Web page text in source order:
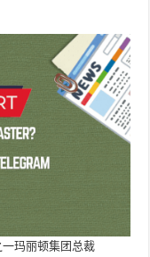
玛丽顿集团总裁